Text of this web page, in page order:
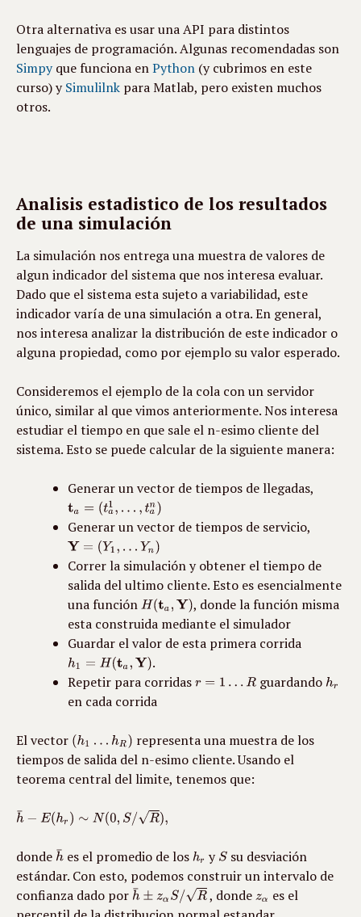
Otra alternativa es usar una API para distintos
Simpy que funciona en Python (y cubrimos en este
curso) y Simulilnk para Matlab, pero existen muchos
otros.
Analisis estadistico de los resultados
de una simulación
La simulación nos entrega una muestra de valores de
algun indicador del sistema que nos interesa evaluar.
Dado que el sistema esta sujeto a variabilidad, este
indicador varía de una simulación a otra. En general,
nos interesa analizar la distribución de este indicador o
alguna propiedad, como por ejemplo su valor esperado.
Consideremos el ejemplo de la cola con un servidor
único, similar al que vimos anteriormente. Nos interesa
estudiar el tiempo en que sale el n-esimo cliente del
sistema. Esto se puede calcular de la siguiente manera:
Generar un vector de tiempos de llegadas,
Generar un vector de tiempos de servicio,
Correr la simulación y obtener el tiempo de
salida del ultimo cliente. Esto es esencialmente
una función
, donde la función misma
esta construida mediante el simulador
Guardar el valor de esta primera corrida
.
Repetir para corridas
guardando
en cada corrida
El vector
representa una muestra de los
tiempos de salida del n-esimo cliente. Usando el
teorema central del limite, tenemos que:
donde es el promedio de los y
su desviación
estándar. Con esto, podemos construir un intervalo de
confianza dado por
, donde
es el